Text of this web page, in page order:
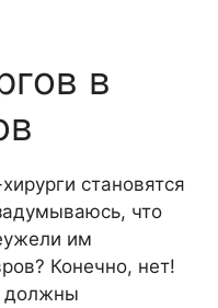
в
становятся
что
им
Конечно, нет!
должны